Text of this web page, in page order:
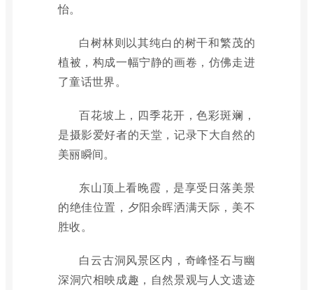
怡。
白树林则以其纯白的树干和繁茂的
植被，构成一幅宁静的画卷，仿佛走进
了童话世界。
百花坡上，四季花开，色彩斑斓，
是摄影爱好者的天堂，记录下大自然的
美丽瞬间。
东山顶上看晚霞，是享受日落美景
的绝佳位置，夕阳余晖洒满天际，美不
胜收。
白云古洞风景区内，奇峰怪石与幽
深洞穴相映成趣，自然景观与人文遗迹